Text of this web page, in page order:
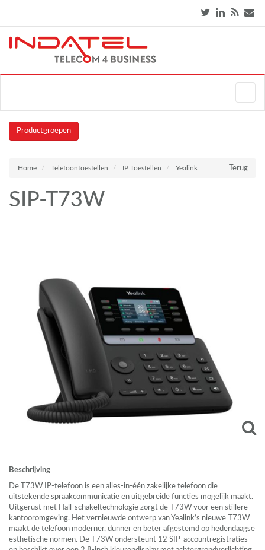
Productgroepen
Terug
Home Telefoontoestellen IP Toestellen Yealink
SIP-T73W
Beschrijving
De T73W IP-telefoon is een alles-in-één zakelijke telefoon die
uitstekende spraakcommunicatie en uitgebreide functies mogelijk maakt.
Uitgerust met Hall-schakeltechnologie zorgt de T73W voor een stillere
kantooromgeving. Het vernieuwde ontwerp van Yealink’s nieuwe T73W
maakt de telefoon moderner, dunner en beter afgestemd op hedendaagse
esthetische normen. De T73W ondersteunt 12 SIP-accountregistraties